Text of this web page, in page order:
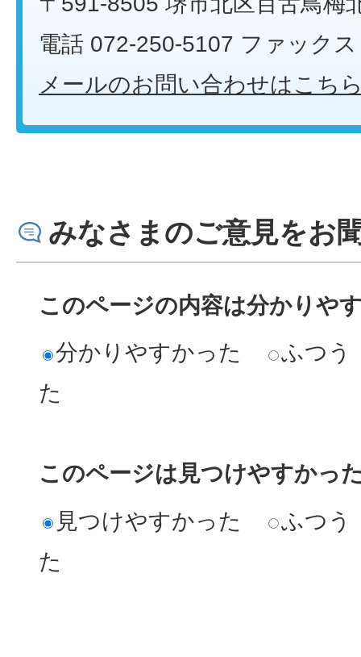
電話 072-250-5107 ファック
メールのお問い合わせはこち
みなさまのご意見をお
このページの内容は分かりや
分かりやすかった
ふつう
た
このページは見つけやすかっ
見つけやすかった
ふつう
た